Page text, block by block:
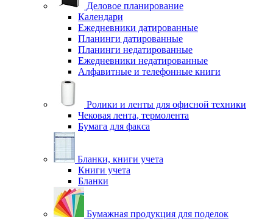
Деловое планирование
Календари
Ежедневники датированные
Планинги датированные
Планинги недатированные
Ежедневники недатированные
Алфавитные и телефонные книги
Ролики и ленты для офисной техники
Чековая лента, термолента
Бумага для факса
Бланки, книги учета
Книги учета
Бланки
Бумажная продукция для поделок